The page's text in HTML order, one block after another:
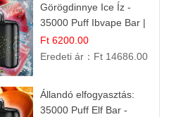
Görögdinnye Ice Íz -
35000 Puff Ibvape Bar |
Frissítő Mentolos
Élmény!
Ft 6200.00
Eredeti ár： Ft 14686.00
Állandó elfogyasztás:
35000 Puff Elf Bar -